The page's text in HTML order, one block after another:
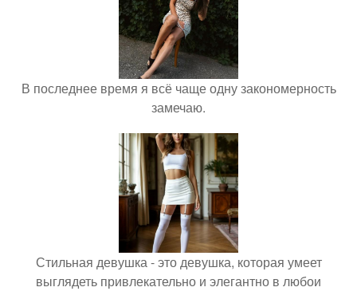
В последнее время я всё чаще одну закономерность
замечаю.
Стильная девушка - это девушка, которая умеет
выглядеть привлекательно и элегантно в любои